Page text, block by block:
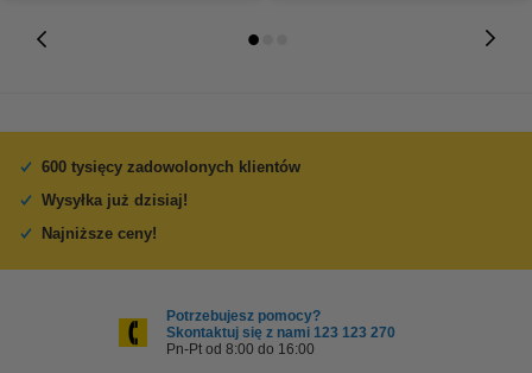
600 tysięcy zadowolonych klientów
Wysyłka już dzisiaj!
Najniższe ceny!
Potrzebujesz pomocy?
Skontaktuj się z nami 123 123 270
Pn-Pt od 8:00 do 16:00